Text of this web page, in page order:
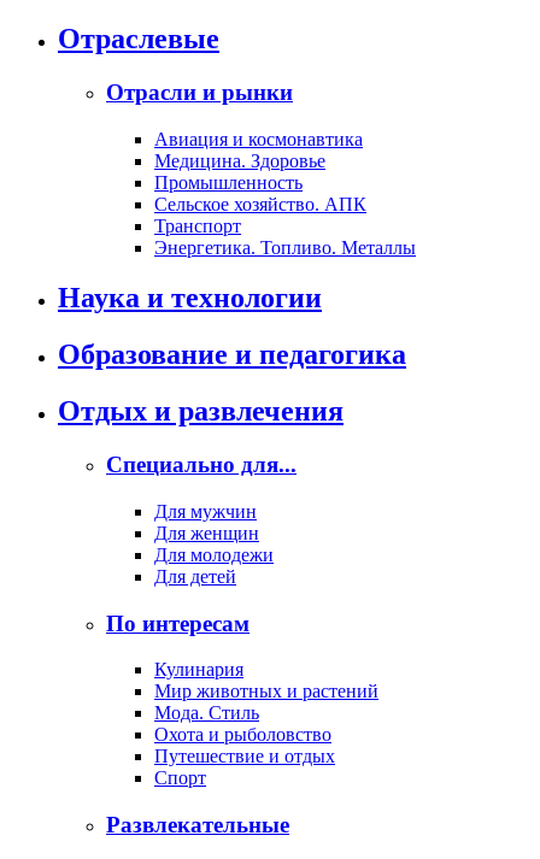
Отраслевые
Отрасли и рынки
Авиация и космонавтика
Медицина. Здоровье
Промышленность
Сельское хозяйство. АПК
Транспорт
Энергетика. Топливо. Металлы
Наука и технологии
Образование и педагогика
Отдых и развлечения
Специально для...
Для мужчин
Для женщин
Для молодежи
Для детей
По интересам
Кулинария
Мир животных и растений
Мода. Стиль
Охота и рыболовство
Путешествие и отдых
Спорт
Развлекательные